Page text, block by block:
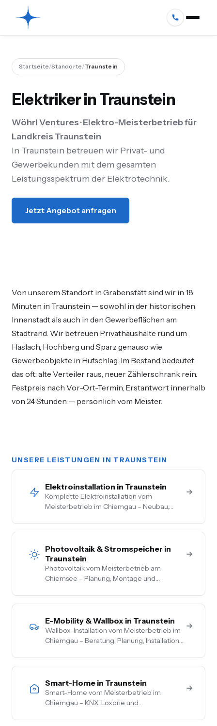
Startseite/Standorte/Traunstein
Elektriker in Traunstein
Wöhrl Ventures · Elektro-Meisterbetrieb für
Landkreis Traunstein
In Traunstein betreuen wir Privat- und
Gewerbekunden mit dem gesamten
Leistungsspektrum der Elektrotechnik.
Jetzt Angebot anfragen
Von unserem Standort in Grabenstätt sind wir in 18
Minuten in Traunstein — sowohl in der historischen
Innenstadt als auch in den Gewerbeflächen am
Stadtrand. Wir betreuen Privathaushalte rund um
Haslach, Hochberg und Sparz genauso wie
Gewerbeobjekte in Hufschlag. Im Bestand bedeutet
das oft: alte Verteiler raus, neuer Zählerschrank rein.
Festpreis nach Vor-Ort-Termin, Erstantwort innerhalb
von 24 Stunden — persönlich vom Meister.
UNSERE LEISTUNGEN IN TRAUNSTEIN
Elektroinstallation in Traunstein
Komplette Elektroinstallation vom
Meisterbetrieb im Chiemgau – Neubau,
zur Steckdose aus einer Hand. Festpreis
Photovoltaik & Stromspeicher in
Traunstein
Photovoltaik vom Meisterbetrieb am
Chiemsee – Planung, Montage und
Vor-Ort-Termin, Nullsteuer auf
E-Mobility & Wallbox in Traunstein
Wallbox-Installation vom Meisterbetrieb im
Chiemgau – Beratung, Planung, Installation
Überschussladen, Lastmanagement,
Smart-Home in Traunstein
Smart-Home vom Meisterbetrieb im
Chiemgau – KNX, Loxone und
Licht, Heizung, Beschattung und Sicherheit